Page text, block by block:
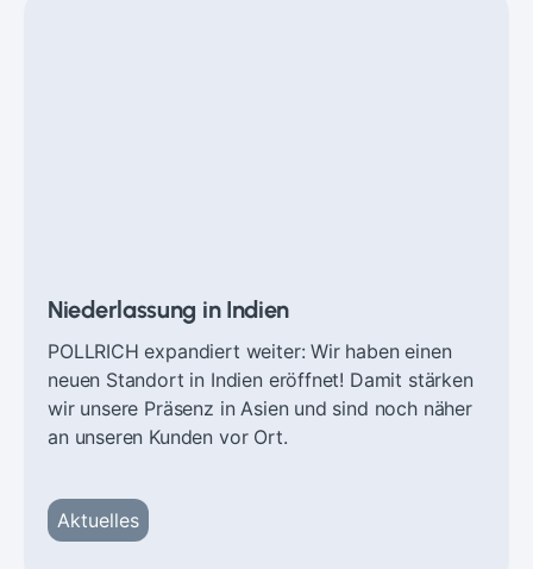
Niederlassung in Indien
POLLRICH expandiert weiter: Wir haben einen
neuen Standort in Indien eröffnet! Damit stärken
wir unsere Präsenz in Asien und sind noch näher
an unseren Kunden vor Ort.
Aktuelles